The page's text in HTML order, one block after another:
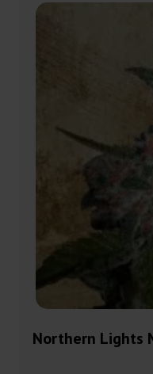
Northern Lights